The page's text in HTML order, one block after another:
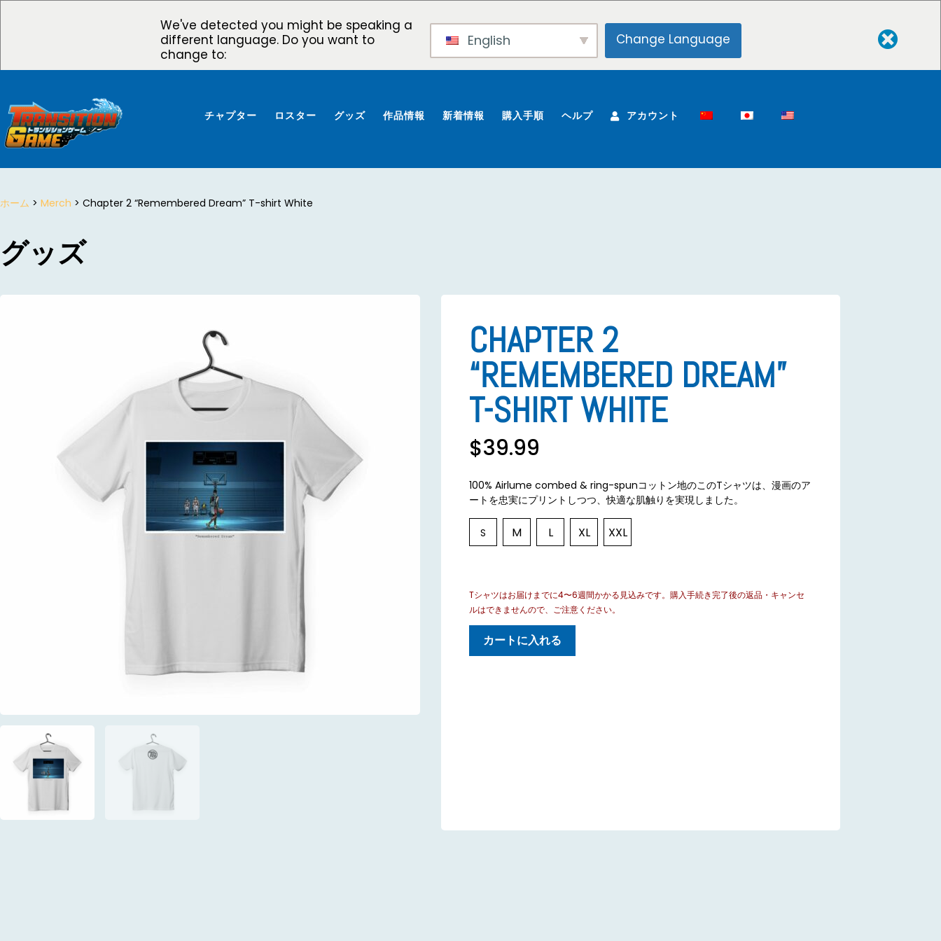
We've detected you might be speaking a
different language. Do you want to
change to:
English Change Language
チャプター ロスター グッズ 作品情報 新着情報 購入手順 ヘルプ アカウント
ホーム > Merch > Chapter 2 “Remembered Dream” T-shirt White
グッズ
CHAPTER 2
“REMEMBERED DREAM”
T-SHIRT WHITE
$39.99
100% Airlume combed & ring-spunコットン地のこのTシャツは、漫画のア
ートを忠実にプリントしつつ、快適な肌触りを実現しました。
S M L XL XXL
Tシャツはお届けまでに4〜6週間かかる見込みです。購入手続き完了後の返品・キャンセ
ルはできませんので、ご注意ください。
カートに入れる